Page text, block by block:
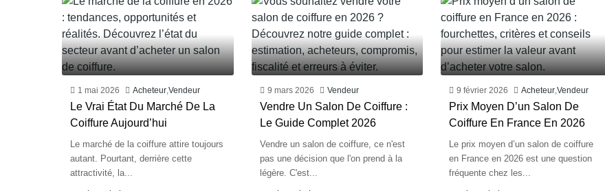
1 mai 2026 Acheteur,Vendeur
Le Vrai État Du Marché De La
Coiffure Aujourd’hui
Le marché de la coiffure attire toujours
autant. Pourtant, derrière cette
attractivité, la...
9 mars 2026 Vendeur
Vendre Un Salon De Coiffure :
Le Guide Complet 2026
Vendre un salon de coiffure, ce n'est
pas une décision que l'on prend à la
légère. C'est...
9 février 2026 Acheteur,Vendeur
Prix Moyen D’un Salon De
Coiffure En France En 2026
Le prix moyen d’un salon de coiffure
en France en 2026 est une question
fréquente chez les...